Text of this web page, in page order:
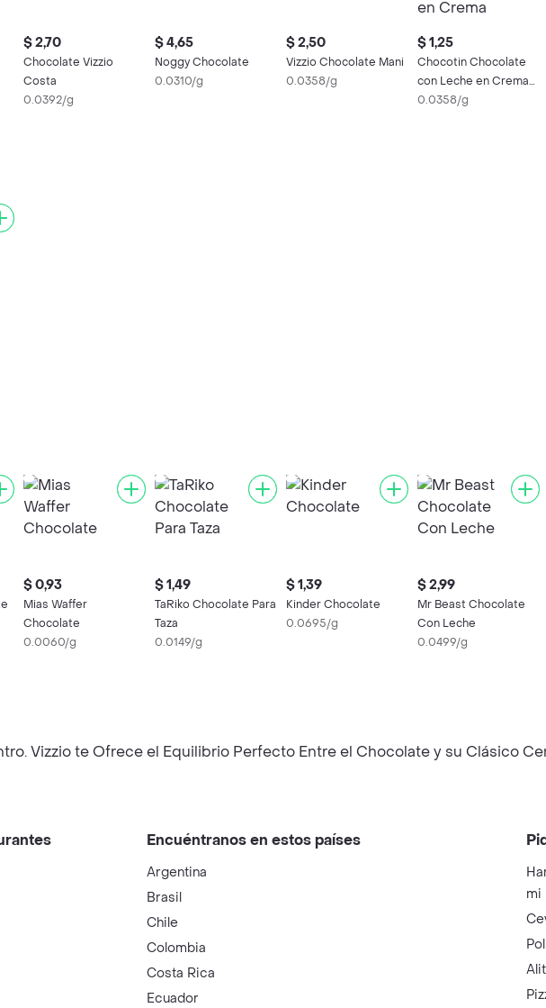
$ 2,70
Chocolate Vizzio
Costa
0.0392/g
$ 4,65
Noggy Chocolate
0.0310/g
$ 2,50
Vizzio Chocolate Mani
0.0358/g
$ 1,25
Chocotin Chocolate
con Leche en Crema
Muñeco
0.0358/g
$ 0,93
Mias Waffer
Chocolate
0.0060/g
$ 1,49
TaRiko Chocolate Para
Taza
0.0149/g
$ 1,39
Kinder Chocolate
0.0695/g
$ 2,99
Mr Beast Chocolate
Con Leche
0.0499/g
Vizzio te Ofrece el Equilibrio Perfecto Entre el Chocolate y su Clásico
Encuéntranos en estos países
Argentina
Brasil
Chile
Colombia
Costa Rica
Ecuador
mi